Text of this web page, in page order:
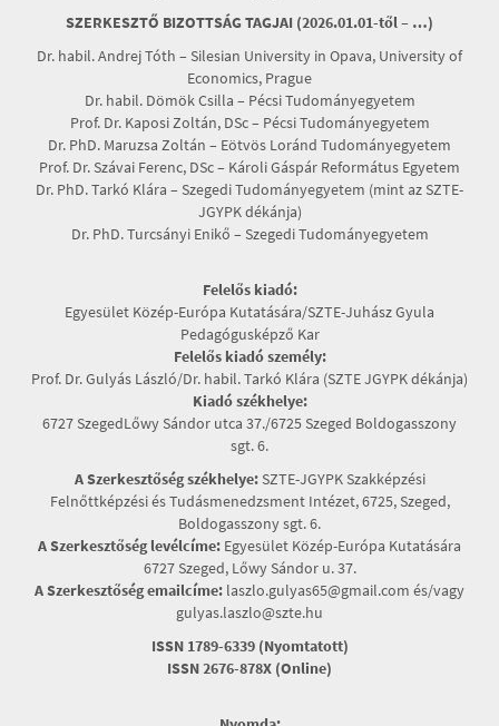
SZERKESZTŐ BIZOTTSÁG TAGJAI (2026.01.01-től – …)
Dr. habil. Andrej Tóth – Silesian University in Opava, University of
Economics, Prague
Dr. habil. Dömök Csilla – Pécsi Tudományegyetem
Prof. Dr. Kaposi Zoltán, DSc – Pécsi Tudományegyetem
Dr. PhD. Maruzsa Zoltán – Eötvös Loránd Tudományegyetem
Prof. Dr. Szávai Ferenc, DSc – Károli Gáspár Református Egyetem
Dr. PhD. Tarkó Klára – Szegedi Tudományegyetem (mint az SZTE-
JGYPK dékánja)
Dr. PhD. Turcsányi Enikő – Szegedi Tudományegyetem
Felelős kiadó:
Egyesület Közép-Európa Kutatására/SZTE-Juhász Gyula
Pedagógusképző Kar
Felelős kiadó személy:
Prof. Dr. Gulyás László/Dr. habil. Tarkó Klára (SZTE JGYPK dékánja)
Kiadó székhelye:
6727 SzegedLőwy Sándor utca 37./6725 Szeged Boldogasszony
sgt. 6.
A Szerkesztőség székhelye:SZTE-JGYPK Szakképzési
Felnőttképzési és Tudásmenedzsment Intézet, 6725, Szeged,
Boldogasszony sgt. 6.
A Szerkesztőség levélcíme: Egyesület Közép-Európa Kutatására
6727 Szeged, Lőwy Sándor u. 37.
A Szerkesztőség emailcíme: laszlo.gulyas65@gmail.com és/vagy
gulyas.laszlo@szte.hu
ISSN 1789-6339 (Nyomtatott)
ISSN 2676-878X (Online)